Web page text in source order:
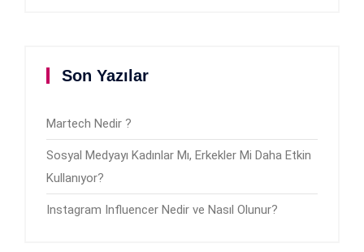
Son Yazılar
Martech Nedir ?
Sosyal Medyayı Kadınlar Mı, Erkekler Mi Daha Etkin
Kullanıyor?
Instagram Influencer Nedir ve Nasıl Olunur?